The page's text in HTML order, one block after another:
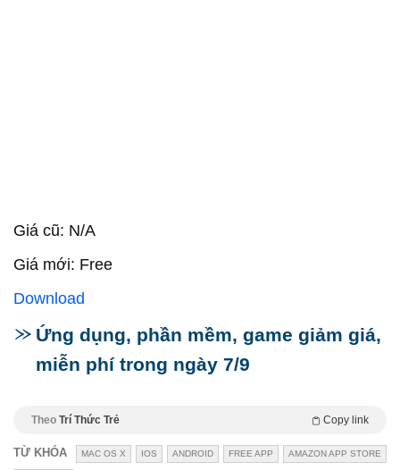
Giá cũ: N/A
Giá mới: Free
Download
Ứng dụng, phần mềm, game giảm giá,
miễn phí trong ngày 7/9
Theo Trí Thức Trẻ Copy link
TỪ KHÓA MAC OS X IOS ANDROID FREE APP AMAZON APP STORE